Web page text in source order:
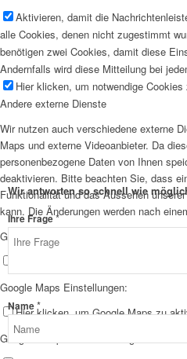
Aktivieren, damit die
alle Cookies, denen nicht zugestimmt
benötigen zwei Cookies, damit diese
Andernfalls wird diese Mitteilung bei
Hier klicken, um notwendige
Andere externe Dienste
Wir nutzen auch verschiedene externe
Maps und externe Videoanbieter. Da
personenbezogene Daten von Ihnen
deaktivieren. Bitte beachten Sie, dass
Funktionalität und das Aussehen
kann. Die Änderungen werden nach
Google Webfont Einstellungen:
Google Maps Einstellungen:
Hier klicken, um Google Maps zu
Google reCaptcha Einstellungen:
Wir antworten so schnell wie
Ihre Frage*
Frage
Mail-
Name*